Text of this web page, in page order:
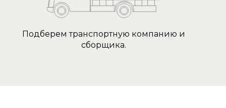
Подберем транспортную компанию и
сборщика.